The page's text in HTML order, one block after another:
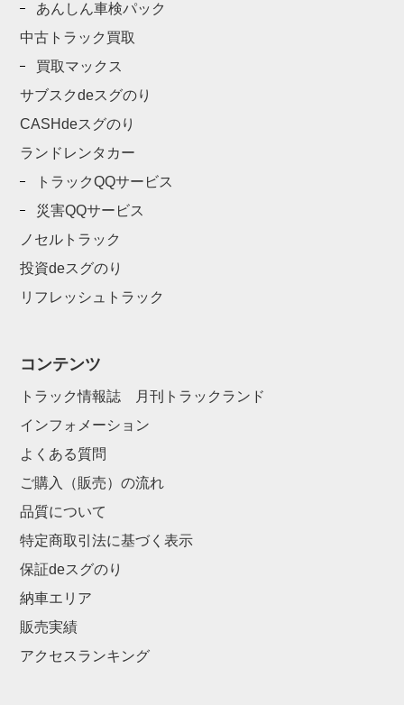
あんしん車検パック
中古トラック買取
買取マックス
サブスクdeスグのり
CASHdeスグのり
ランドレンタカー
トラックQQサービス
災害QQサービス
ノセルトラック
投資deスグのり
リフレッシュトラック
コンテンツ
トラック情報誌 月刊トラックランド
インフォメーション
よくある質問
ご購入（販売）の流れ
品質について
特定商取引法に基づく表示
保証deスグのり
納車エリア
販売実績
アクセスランキング